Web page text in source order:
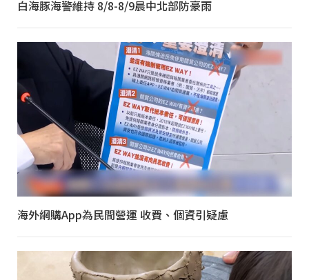
白海豚海警維持 8/8-8/9晨中北部防豪雨
海外網購App為民間營運 收費、個資引疑慮